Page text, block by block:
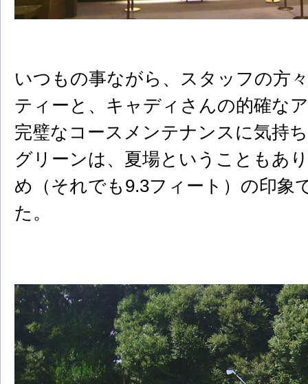
いつもの事ながら、スタッフの方
ティーと、キャディさんの的確な
完璧なコースメンテナンスに気持
グリーンは、夏場ということもあ
め（それでも9.3フィート）の印象
た。